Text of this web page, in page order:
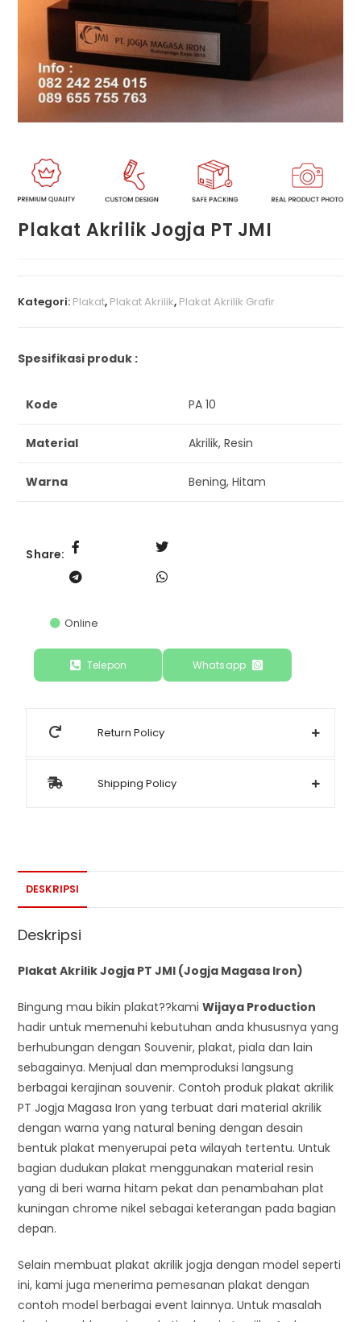
Plakat Akrilik Jogja PT JMI
Kategori: Plakat, Plakat Akrilik, Plakat Akrilik Grafir
Spesifikasi produk :
Kode PA 10
Material Akrilik, Resin
Warna Bening, Hitam
Share:
Online
Telepon Whatsapp
Return Policy
Shipping Policy
DESKRIPSI
Deskripsi
Plakat Akrilik Jogja PT JMI (Jogja Magasa Iron)
Bingung mau bikin plakat??kamiWijaya Production
hadir untuk memenuhi kebutuhan anda khususnya yang
berhubungan dengan Souvenir, plakat, piala dan lain
sebagainya. Menjual dan memproduksi langsung
berbagai kerajinan souvenir. Contoh produk plakat akrilik
PT Jogja Magasa Iron yang terbuat dari material akrilik
dengan warna yang natural bening dengan desain
bentuk plakat menyerupai peta wilayah tertentu. Untuk
bagian dudukan plakat menggunakan material resin
yang di beri warna hitam pekat dan penambahan plat
kuningan chrome nikel sebagai keterangan pada bagian
depan.
Selain membuat plakat akrilik jogja dengan model seperti
ini, kami juga menerima pemesanan plakat dengan
contoh model berbagai event lainnya. Untuk masalah